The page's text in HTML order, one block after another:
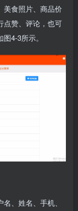
美食照片、商品价
点赞、评论，也可
4-3所示。
、姓名、手机、